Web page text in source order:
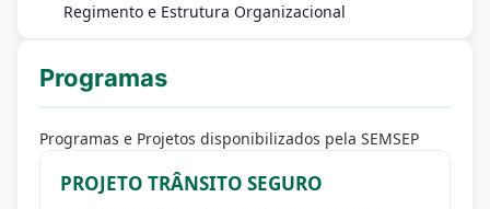
Regimento e Estrutura Organizacional
Programas
Programas e Projetos disponibilizados pela SEMSEP
PROJETO TRÂNSITO SEGURO